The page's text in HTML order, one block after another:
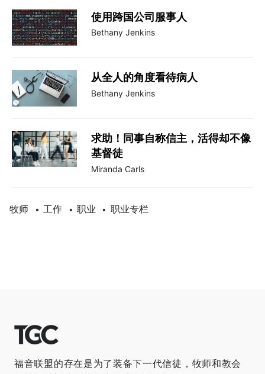
使用跨国公司服事人
Bethany Jenkins
从全人的角度看待病人
Bethany Jenkins
求助！同事自称信主，活得却不像
基督徒
Miranda Carls
牧师 • 工作 • 职业 • 职业专栏
福音联盟的存在是为了装备下一代信徒，牧师和教会